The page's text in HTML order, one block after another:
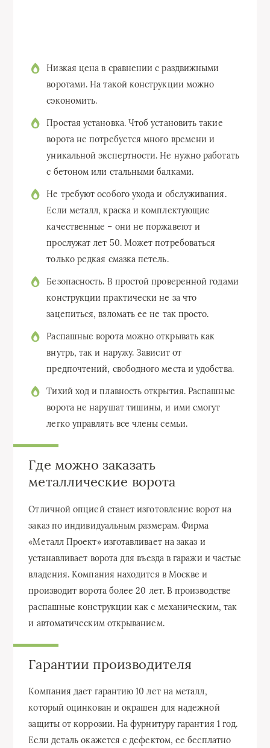
Низкая цена в сравнении с раздвижными
воротами. На такой конструкции можно
сэкономить.
Простая установка. Чтоб установить такие
ворота не потребуется много времени и
уникальной экспертности. Не нужно работать
с бетоном или стальными балками.
Не требуют особого ухода и обслуживания.
Если металл, краска и комплектующие
качественные – они не поржавеют и
прослужат лет 50. Может потребоваться
только редкая смазка петель.
Безопасность. В простой проверенной годами
конструкции практически не за что
зацепиться, взломать ее не так просто.
Распашные ворота можно открывать как
внутрь, так и наружу. Зависит от
предпочтений, свободного места и удобства.
Тихий ход и плавность открытия. Распашные
ворота не нарушат тишины, и ими смогут
легко управлять все члены семьи.
Где можно заказать
металлические ворота
Отличной опцией станет изготовление ворот на
заказ по индивидуальным размерам. Фирма
«Металл Проект» изготавливает на заказ и
устанавливает ворота для въезда в гаражи и частые
владения. Компания находится в Москве и
производит ворота более 20 лет. В производстве
распашные конструкции как с механическим, так
и автоматическим открыванием.
Гарантии производителя
Компания дает гарантию 10 лет на металл,
который оцинкован и окрашен для надежной
защиты от коррозии. На фурнитуру гарантия 1 год.
Если деталь окажется с дефектом, ее бесплатно